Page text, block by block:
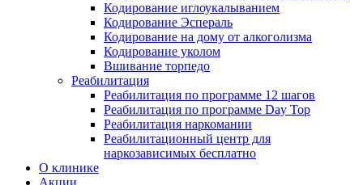
Кодирование иглоукалыванием
Кодирование Эспераль
Кодирование на дому от алкоголизма
Кодирование уколом
Вшивание торпедо
Реабилитация
Реабилитация по программе 12 шагов
Реабилитация по программе Day Top
Реабилитация наркомании
Реабилитационный центр для
наркозависимых бесплатно
О клинике
Акции